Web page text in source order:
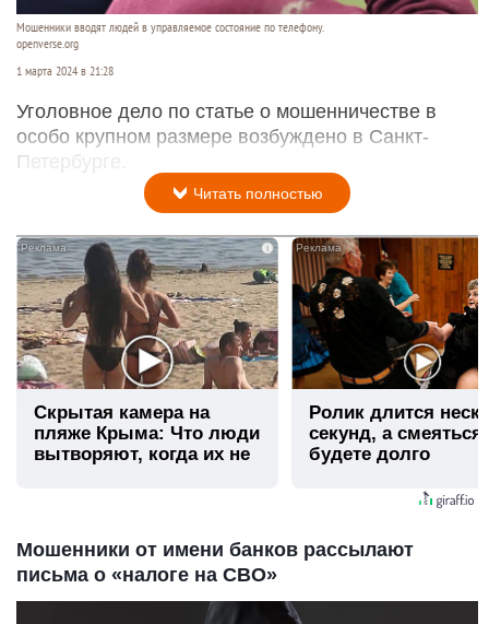
Мошенники вводят людей в управляемое состояние по телефону.
openverse.org
1 марта 2024 в 21:28
Уголовное дело по статье о мошенничестве в
особо крупном размере возбуждено в Санкт-
Петербурге.
Читать полностью
i
Скрытая камера на
пляже Крыма: Что люди
вытворяют, когда их не
Ролик длится
секунд, а
будете долго
Мошенники от имени банков рассылают
письма о «налоге на СВО»